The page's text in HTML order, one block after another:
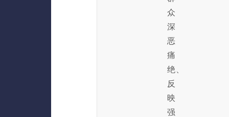
众
深
恶
痛
绝、
反
映
强